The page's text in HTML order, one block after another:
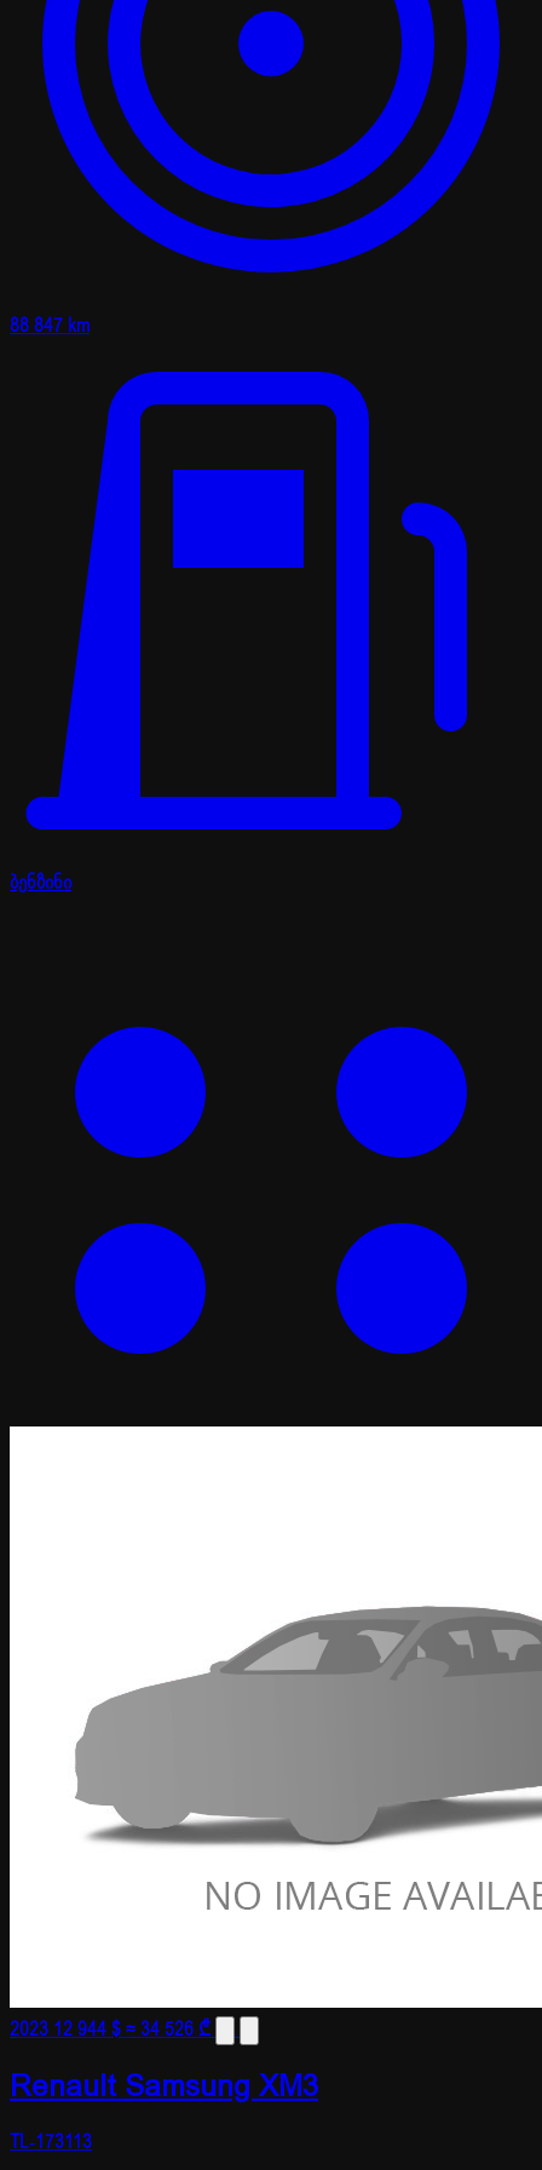
88 847 km
ბენზინი
2023 12 944 $≈ 34 526 ₾
Renault Samsung XM3
TL-173113